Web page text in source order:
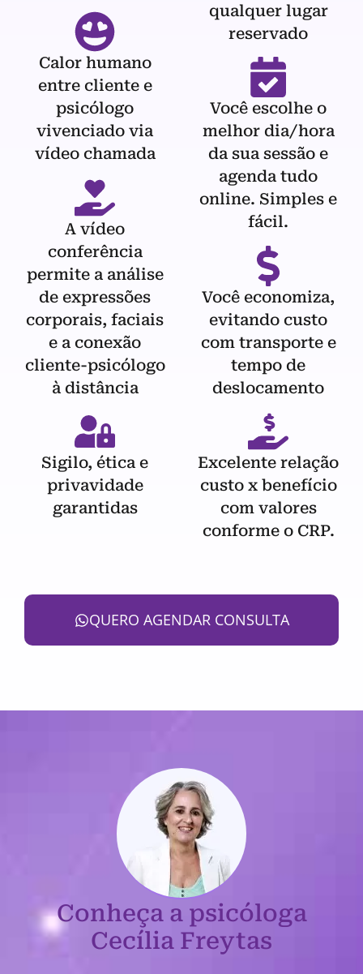
Calor humano
entre cliente e
psicólogo
vivenciado via
vídeo chamada
A vídeo
conferência
permite a análise
de expressões
corporais, faciais
e a conexão
cliente-psicólogo
à distância
Sigilo, ética e
privavidade
garantidas
qualquer lugar
reservado
Você escolhe o
melhor dia/hora
da sua sessão e
agenda tudo
online. Simples e
fácil.
Você economiza,
evitando custo
com transporte e
tempo de
deslocamento
Excelente relação
custo x benefício
com valores
conforme o CRP.
QUERO AGENDAR CONSULTA
Conheça a psicóloga
Cecília Freytas